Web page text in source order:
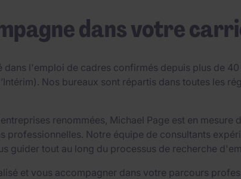
dans votre
l'emploi de cadres confirmés depuis plus de
Nos bureaux sont répartis dans toutes les
renommées, Michael Page est en
professionnelles. Notre équipe de consultants
guider tout au long du processus de recherche
et vous accompagner dans votre parcours